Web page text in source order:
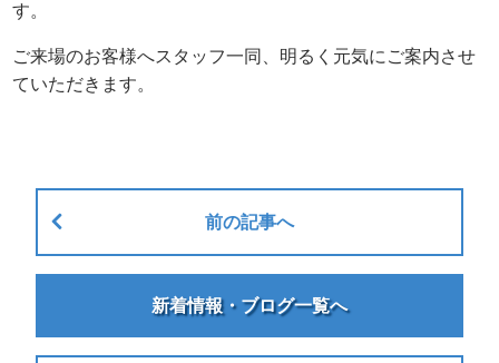
す。
ご来場のお客様へスタッフ一同、明るく元気にご案内させ
ていただきます。
前の記事へ
新着情報・ブログ一覧へ